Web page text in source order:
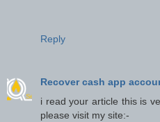
Reply
Recover cash app
i read your article this is
please visit my site:-